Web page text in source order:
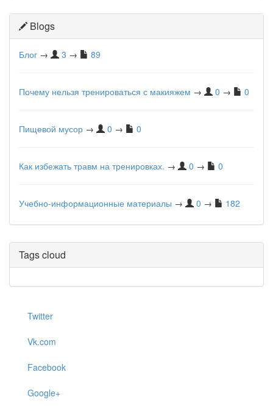
Blogs
Блог → 3 → 89
Почему нельзя тренироваться с макияжем → 0 → 0
Пищевой мусор → 0 → 0
Как избежать травм на тренировках. → 0 → 0
Учебно-информационные материалы → 0 → 182
Tags cloud
Twitter
Vk.com
Facebook
Google+